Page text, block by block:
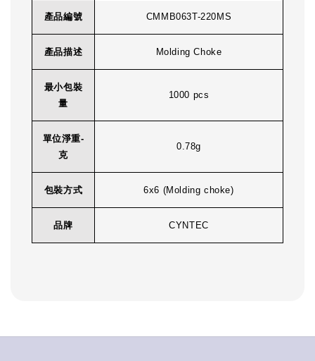
產品編號 CMMB063T-220MS
產品描述 Molding Choke
最小包裝
量
1000 pcs
單位淨重-
克
0.78g
包裝方式 6x6 (Molding choke)
品牌 CYNTEC